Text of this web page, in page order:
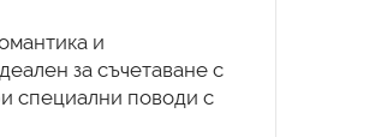
и
за съчетаване с
специални поводи с